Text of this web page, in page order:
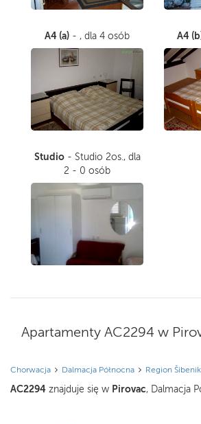
A4 (a) - , dla 4 osób A4
Studio- Studio 2os., dla
2 - 0 osób
Apartamenty AC2294 w
Chorwacja Dalmacja Północna Region Šibenik
AC2294 znajduje się w Pirovac, Dalmacja